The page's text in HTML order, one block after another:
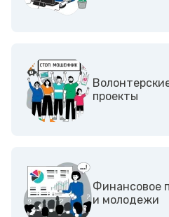
проекты
Финансовое
и молодежи